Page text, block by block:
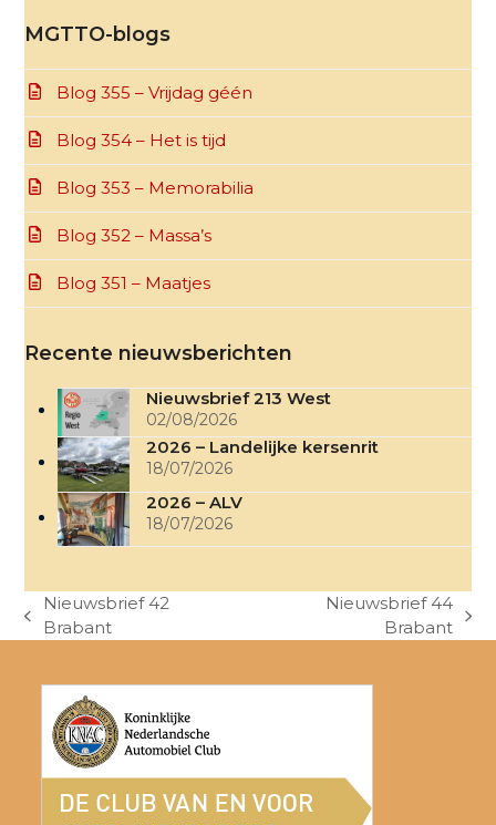
MGTTO-blogs
Blog 355 – Vrijdag géén
Blog 354 – Het is tijd
Blog 353 – Memorabilia
Blog 352 – Massa’s
Blog 351 – Maatjes
Recente nieuwsberichten
Nieuwsbrief 213 West
02/08/2026
2026 – Landelijke kersenrit
18/07/2026
2026 – ALV
18/07/2026
previous
Nieuwsbrief 42
Brabant
Nieuwsbrief 44
Brabant